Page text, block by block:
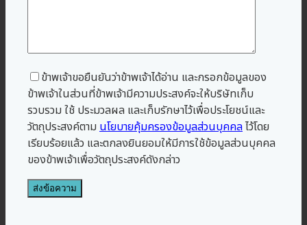
ข้าพเจ้าขอยืนยันว่าข้าพเจ้าได้อ่าน และกรอกข้อมูลของ
ข้าพเจ้าในส่วนที่ข้าพเจ้ามีความประสงค์จะให้บริษัทเก็บ
รวบรวม ใช้ ประมวลผล และเก็บรักษาไว้เพื่อประโยชน์และ
วัตถุประสงค์ตาม นโยบายคุ้มครองข้อมูลส่วนบุคคลไว้โดย
เรียบร้อยแล้ว และตกลงยินยอมให้มีการใช้ข้อมูลส่วนบุคคล
ของข้าพเจ้าเพื่อวัตถุประสงค์ดังกล่าว